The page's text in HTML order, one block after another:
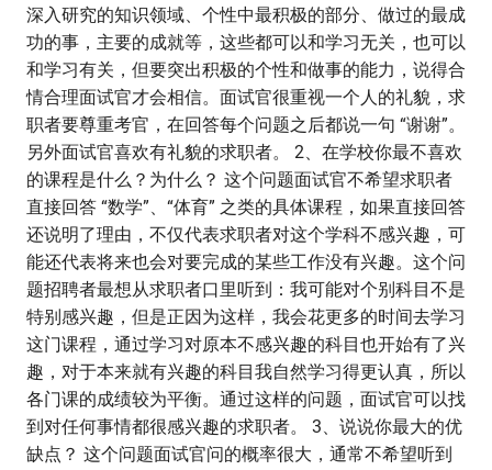
深入研究的知识领域、个性中最积极的部分、做过的最成
功的事，主要的成就等，这些都可以和学习无关，也可以
和学习有关，但要突出积极的个性和做事的能力，说得合
情合理面试官才会相信。面试官很重视一个人的礼貌，求
职者要尊重考官，在回答每个问题之后都说一句 “谢谢”。
另外面试官喜欢有礼貌的求职者。 2、在学校你最不喜欢
的课程是什么？为什么？ 这个问题面试官不希望求职者
直接回答 “数学”、“体育” 之类的具体课程，如果直接回答
还说明了理由，不仅代表求职者对这个学科不感兴趣，可
能还代表将来也会对要完成的某些工作没有兴趣。这个问
题招聘者最想从求职者口里听到：我可能对个别科目不是
特别感兴趣，但是正因为这样，我会花更多的时间去学习
这门课程，通过学习对原本不感兴趣的科目也开始有了兴
趣，对于本来就有兴趣的科目我自然学习得更认真，所以
各门课的成绩较为平衡。通过这样的问题，面试官可以找
到对任何事情都很感兴趣的求职者。 3、说说你最大的优
缺点？ 这个问题面试官问的概率很大，通常不希望听到